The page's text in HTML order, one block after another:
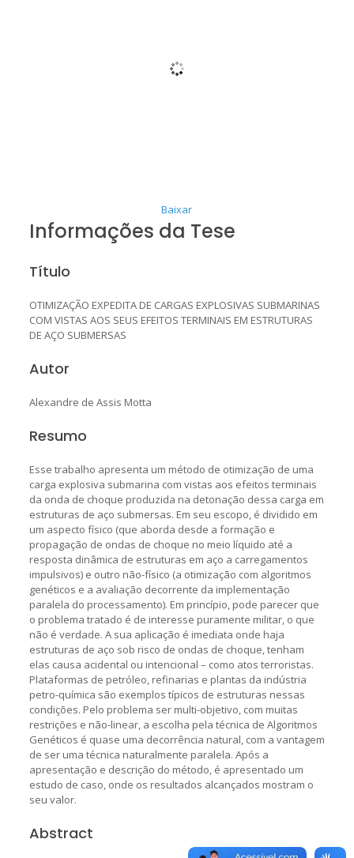
Baixar
Informações da Tese
Título
OTIMIZAÇÃO EXPEDITA DE CARGAS EXPLOSIVAS SUBMARINAS
COM VISTAS AOS SEUS EFEITOS TERMINAIS EM ESTRUTURAS
DE AÇO SUBMERSAS
Autor
Alexandre de Assis Motta
Resumo
Esse trabalho apresenta um método de otimização de uma
carga explosiva submarina com vistas aos efeitos terminais
da onda de choque produzida na detonação dessa carga em
estruturas de aço submersas. Em seu escopo, é dividido em
um aspecto físico (que aborda desde a formação e
propagação de ondas de choque no meio líquido até a
resposta dinâmica de estruturas em aço a carregamentos
impulsivos) e outro não-físico (a otimização com algoritmos
genéticos e a avaliação decorrente da implementação
paralela do processamento). Em princípio, pode parecer que
o problema tratado é de interesse puramente militar, o que
não é verdade. A sua aplicação é imediata onde haja
estruturas de aço sob risco de ondas de choque, tenham
elas causa acidental ou intencional – como atos terroristas.
Plataformas de petróleo, refinarias e plantas da indústria
petro-química são exemplos típicos de estruturas nessas
condições. Pelo problema ser multi-objetivo, com muitas
restrições e não-linear, a escolha pela técnica de Algoritmos
Genéticos é quase uma decorrência natural, com a vantagem
de ser uma técnica naturalmente paralela. Após a
apresentação e descrição do método, é apresentado um
estudo de caso, onde os resultados alcançados mostram o
seu valor.
Abstract